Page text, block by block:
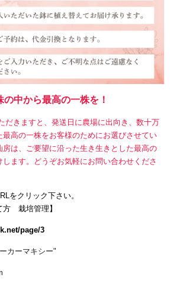
の中から最高の一株を！
きますと、発送日に農場に出向き、数十万
高の一株をお客様のためにお選びさせてい
は、ご要望に沿った生き生きとした最高の
ます。どうぞお気軽にお問い合わせくださ
をクリック下さい。
方 栽培管理】
page/3
カーマキシー"